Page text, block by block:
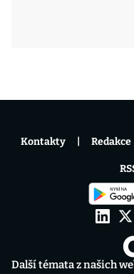
Další témata z našich
Kontakty Redakce